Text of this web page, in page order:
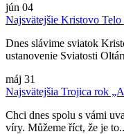
jún 04
Najsvätejšie Kristovo
Dnes slávime sviatok
ustanovenie Sviatosti
máj 31
Najsvätejšia Trojica rok
Chci dnes spolu s vámi
víry. Můžeme říct, že je